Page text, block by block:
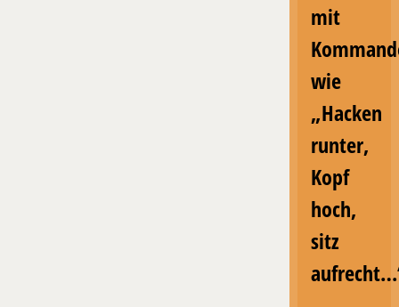
mit
wie
„Hacken
runter,
Kopf
hoch,
sitz